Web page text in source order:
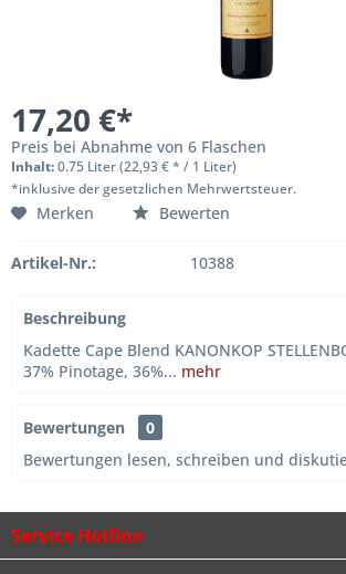
17,20 €*
Preis bei Abnahme von 6 Flaschen
Inhalt:0.75 Liter (22,93 € * / 1 Liter)
*inklusive der gesetzlichen Mehrwertsteuer.
Merken Bewerten
Artikel-Nr.: 10388
Beschreibung
Kadette Cape Blend KANONKOP
37% Pinotage, 36%... mehr
Bewertungen
0
Bewertungen lesen, schreiben und
Service Hotline